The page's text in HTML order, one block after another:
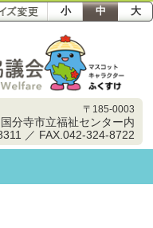
小 中 大
〒185-0003
分寺市立福祉センター内
／ FAX.042-324-8722